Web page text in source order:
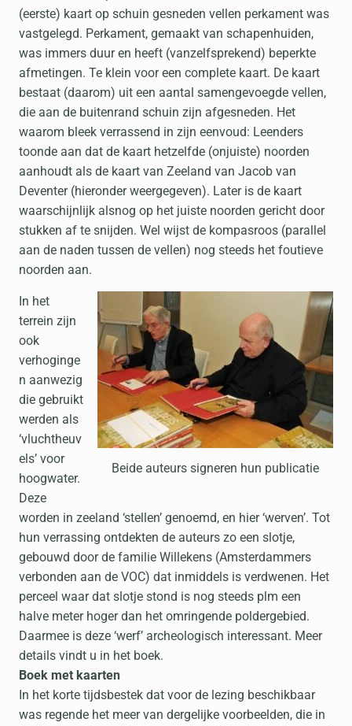
(eerste) kaart op schuin gesneden vellen perkament was
vastgelegd. Perkament, gemaakt van schapenhuiden,
was immers duur en heeft (vanzelfsprekend) beperkte
afmetingen. Te klein voor een complete kaart. De kaart
bestaat (daarom) uit een aantal samengevoegde vellen,
die aan de buitenrand schuin zijn afgesneden. Het
waarom bleek verrassend in zijn eenvoud: Leenders
toonde aan dat de kaart hetzelfde (onjuiste) noorden
aanhoudt als de kaart van Zeeland van Jacob van
Deventer (hieronder weergegeven). Later is de kaart
waarschijnlijk alsnog op het juiste noorden gericht door
stukken af te snijden. Wel wijst de kompasroos (parallel
aan de naden tussen de vellen) nog steeds het foutieve
noorden aan.
Beide auteurs signeren hun publicatie
In het
terrein zijn
ook
verhoginge
n aanwezig
die gebruikt
werden als
‘vluchtheuv
els’ voor
hoogwater.
Deze
worden in zeeland ‘stellen’ genoemd, en hier ‘werven’. Tot
hun verrassing ontdekten de auteurs zo een slotje,
gebouwd door de familie Willekens (Amsterdammers
verbonden aan de VOC) dat inmiddels is verdwenen. Het
perceel waar dat slotje stond is nog steeds plm een
halve meter hoger dan het omringende poldergebied.
Daarmee is deze ‘werf’ archeologisch interessant. Meer
details vindt u in het boek.
Boek met kaarten
In het korte tijdsbestek dat voor de lezing beschikbaar
was regende het meer van dergelijke voorbeelden, die in